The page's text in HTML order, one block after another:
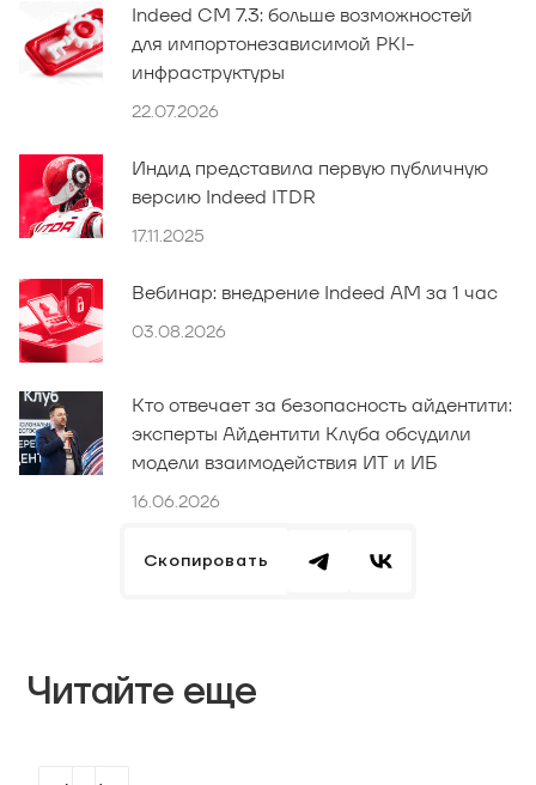
Indeed CM 7.3: больше возможностей
для импортонезависимой PKI-
инфраструктуры
22.07.2026
Индид представила первую публичную
версию Indeed ITDR
17.11.2025
Вебинар: внедрение Indeed AM за 1 час
03.08.2026
Кто отвечает за безопасность айдентити:
эксперты Айдентити Клуба обсудили
модели взаимодействия ИТ и ИБ
16.06.2026
Скопировать
Читайте еще